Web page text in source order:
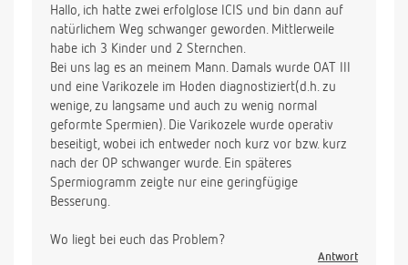
Hallo, ich hatte zwei erfolglose ICIS und bin dann auf
natürlichem Weg schwanger geworden. Mittlerweile
habe ich 3 Kinder und 2 Sternchen.
Bei uns lag es an meinem Mann. Damals wurde OAT III
und eine Varikozele im Hoden diagnostiziert(d.h. zu
wenige, zu langsame und auch zu wenig normal
geformte Spermien). Die Varikozele wurde operativ
beseitigt, wobei ich entweder noch kurz vor bzw. kurz
nach der OP schwanger wurde. Ein späteres
Spermiogramm zeigte nur eine geringfügige
Besserung.
Wo liegt bei euch das Problem?
Antwort